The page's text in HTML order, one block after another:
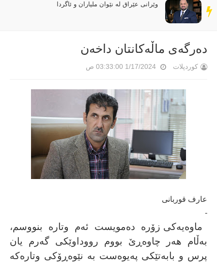
سەر
دێڕ
وێرانی عێراق لە نێوان ملیاران و ئاگردا
دەرگەى ماڵەکانتان داخەن
کوردپلات 1/17/2024 03:33:00 ص
عارف قوربانی
-
ماوەیەکى زۆرە دەمویست ئەم وتارە بنووسم،
بەڵام هەر چاوەڕێ بووم رووداوێکى گەرم یان
پرس و بابەتێکى پەیوەست بە نێوەڕۆکى وتارەکە